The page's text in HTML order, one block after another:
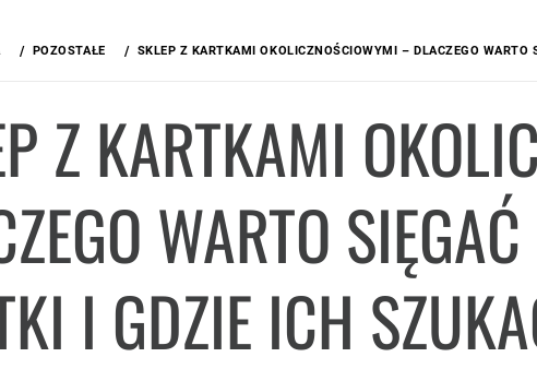
POZOSTAŁE SKLEP Z KARTKAMI OKOLICZNOŚCIOWYMI – DLACZEGO WARTO
Z KARTKAMI
WARTO
I GDZIE ICH